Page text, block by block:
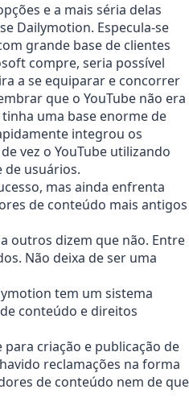
e a mais séria delas
Dailymotion. Especula-se
grande base de clientes
compre, seria possível
a se equiparar e concorrer
que o YouTube não era
uma base enorme de
integrou os
vez o YouTube utilizando
de usuários.
mas ainda enfrenta
de conteúdo mais antigos
outros dizem que não. Entre
Não deixa de ser uma
tem um sistema
conteúdo e direitos
para criação e publicação de
reclamações na forma
de conteúdo nem de que